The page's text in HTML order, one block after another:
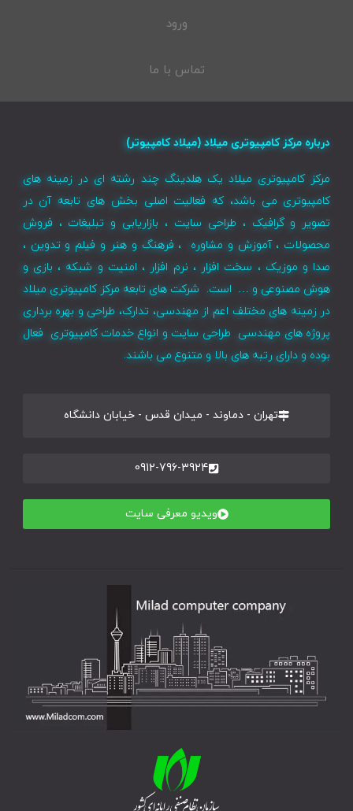
ورود
تماس با ما
درباره مرکز کامپیوتری میلاد (میلاد کامپیوتر)
مرکز کامپیوتری میلاد یک هلدینگ چند رشته ای در زمینه های
کامپیوتری می باشد، که فعالیت اصلی بخش های تابعه آن در
تصویر و گرافیک ، طراحی سایت ، بازاریابی و تبلیغات ، فروش
محصولات ، آموزش و مشاوره ، فرهنگ و هنر و فیلم و تدوین ،
صدا و موزیک ، سخت افزار ، نرم افزار ، امنیت و شبکه ، بازی و
هوش مصنوعی و … است. شرکت های تابعه مرکز کامپیوتری میلاد
در زمینه های مختلف اعم از مهندسی، تدارک، طراحی و بهره برداری
پروژه های مهندسی طراحی سایت و انواع خدمات کامپیوتری فعال
بوده و دارای رتبه های بالا و متنوع می باشند.
تهران - دماوند - میدان قدس - خیابان دانشگاه
0912-796-3924
ویدیو معرفی سایت